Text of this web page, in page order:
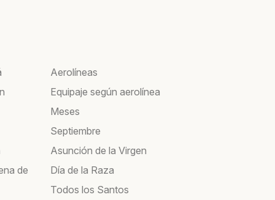
de
Aerolíneas
Equipaje según aerolínea
Meses
Septiembre
Asunción de la Virgen
Día de la Raza
Todos los Santos